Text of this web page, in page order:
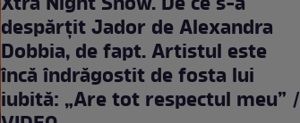
despărțit Jador de Alexandra
Dobbia, de fapt. Artistul este
încă îndrăgostit de fosta lui
iubită: „Are tot respectul meu” /